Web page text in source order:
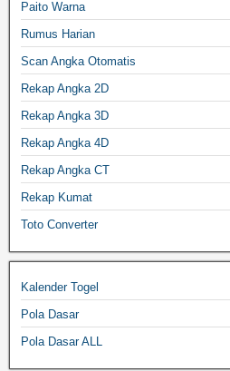
Paito Warna
Rumus Harian
Scan Angka Otomatis
Rekap Angka 2D
Rekap Angka 3D
Rekap Angka 4D
Rekap Angka CT
Rekap Kumat
Toto Converter
Kalender Togel
Pola Dasar
Pola Dasar ALL